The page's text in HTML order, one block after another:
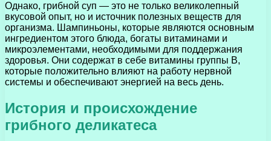
Однако, грибной суп — это не только великолепный
вкусовой опыт, но и источник полезных веществ для
организма. Шампиньоны, которые являются основным
ингредиентом этого блюда, богаты витаминами и
микроэлементами, необходимыми для поддержания
здоровья. Они содержат в себе витамины группы В,
которые положительно влияют на работу нервной
системы и обеспечивают энергией на весь день.
История и происхождение
грибного деликатеса